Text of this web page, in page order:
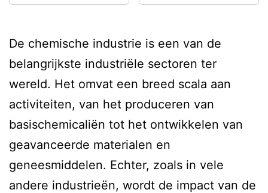
De chemische industrie is een van de
belangrijkste industriële sectoren ter
wereld. Het omvat een breed scala aan
activiteiten, van het produceren van
basischemicaliën tot het ontwikkelen van
geavanceerde materialen en
geneesmiddelen. Echter, zoals in vele
andere industrieën, wordt de impact van de